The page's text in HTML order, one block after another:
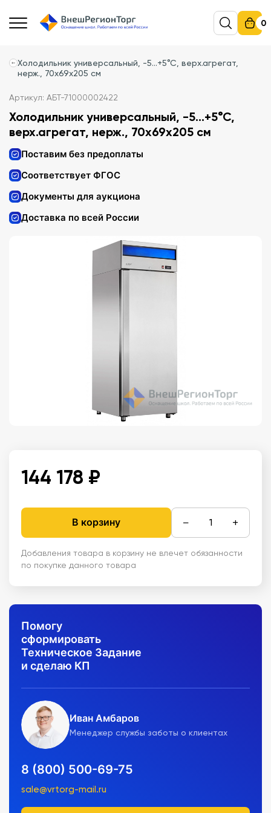
0
Холодильник универсальный, -5...+5°С, верх.агрегат,
нерж., 70х69х205 см
Артикул: АБТ-71000002422
Холодильник универсальный, -5...+5°С,
верх.агрегат, нерж., 70х69х205 см
Поставим без предоплаты
Соответствует ФГОС
Документы для аукциона
Доставка по всей России
144 178 ₽
В корзину − +
Добавления товара в корзину не влечет обязанности
по покупке данного товара
Помогу
сформировать
Техническое Задание
и сделаю КП
Иван Амбаров
Менеджер службы заботы о клиентах
8 (800) 500-69-75
sale@vrtorg-mail.ru